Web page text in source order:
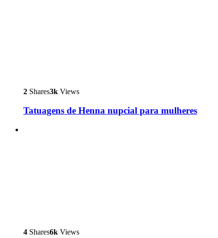
2 Shares3k Views
Tatuagens de Henna nupcial para mulheres
4 Shares6k Views